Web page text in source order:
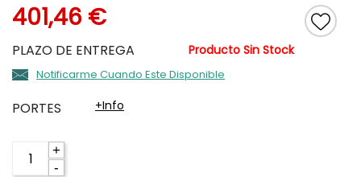
401,46 €
PLAZO DE ENTREGA Producto Sin Stock
Notificarme Cuando Este Disponible
PORTES +info
+
-